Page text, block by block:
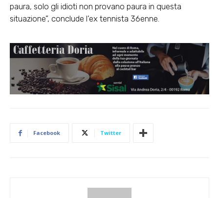
paura, solo gli idioti non provano paura in questa
situazione”, conclude l’ex tennista 36enne.
Facebook Twitter